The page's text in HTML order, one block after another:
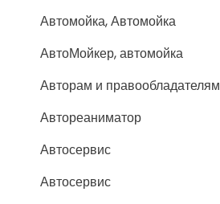
Автомойка, Автомойка
АвтоМойкер, автомойка
Авторам и правообладателям
Автореаниматор
Автосервис
Автосервис